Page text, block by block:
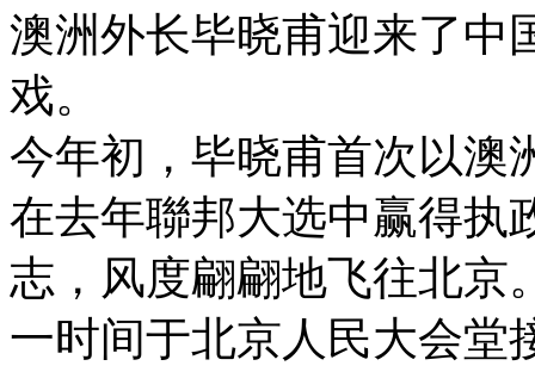
澳洲外长毕晓甫迎来了中
戏。
今年初，毕晓甫首次以澳
在去年聯邦大选中赢得执
志，风度翩翩地飞往北京
一时间于北京人民大会堂